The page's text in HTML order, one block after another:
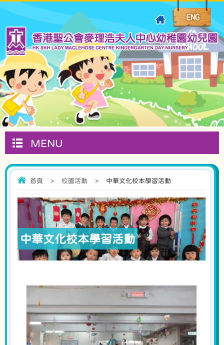
MENU
首頁 > 校園活動 > 中華文化校本學習活動
中華文化校本學習活動